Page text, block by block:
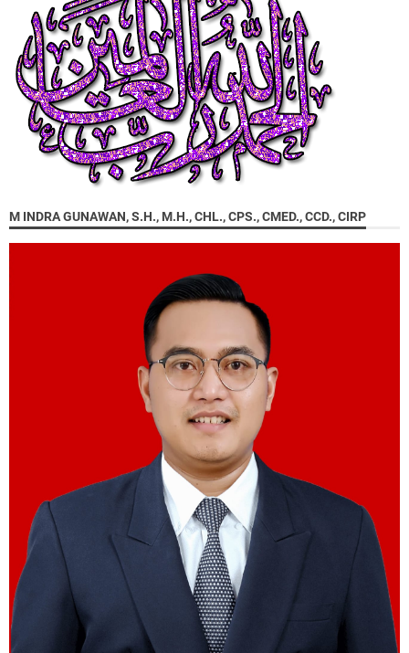
M INDRA GUNAWAN, S.H., M.H., CHL., CPS., CMED., CCD., CIRP